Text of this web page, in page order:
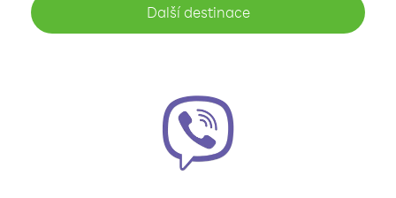
Další destinace